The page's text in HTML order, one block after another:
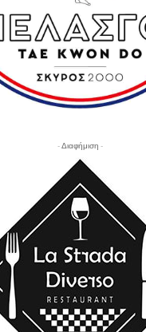
- Διαφήμιση -